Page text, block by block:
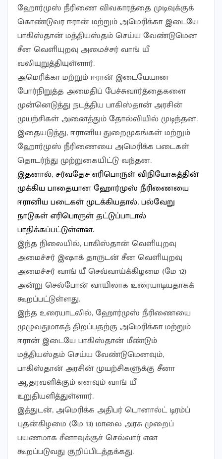
ஹோர்முஸ் நீரிணை விவகாரத்தை முடிவுக்குக்
கொண்டுவர ஈரான் மற்றும் அமெரிக்கா இடையே
பாகிஸ்தான் மத்தியஸ்தம் செய்ய வேண்டுமென
சீன வெளியுறவு அமைச்சர் வாங் யீ
வலியுறுத்தியுள்ளார்.
அமெரிக்கா மற்றும் ஈரான் இடையேயான
போர்நிறுத்த அமைதிப் பேச்சுவார்த்தைகளை
முன்னெடுத்து நடத்திய பாகிஸ்தான் அரசின்
முயற்சிகள் அனைத்தும் தோல்வியில் முடிந்தன.
இதையடுத்து, ஈரானிய துறைமுகங்கள் மற்றும்
ஹோர்முஸ் நீரிணையை அமெரிக்க படைகள்
தொடர்ந்து முற்றுகையிட்டு வந்தன.
இதனால், சர்வதேச எரிபொருள் விநியோகத்தின்
முக்கிய பாதையான ஹோர்முஸ் நீரிணையை
ஈரானிய படைகள் முடக்கியதால், பல்வேறு
நாடுகள் எரிபொருள் தட்டுப்பாடால்
பாதிக்கப்பட்டுள்ளன.
இந்த நிலையில், பாகிஸ்தான் வெளியுறவு
அமைச்சர் இஷாக் தாருடன் சீன வெளியுறவு
அமைச்சர் வாங் யீ செவ்வாய்க்கிழமை (மே 12)
அன்று செல்போன் வாயிலாக உரையாடியதாகக்
கூறப்பட்டுள்ளது.
இந்த உரையாடலில், ஹோர்முஸ் நீரிணையை
முழுவதுமாகத் திறப்பதற்கு அமெரிக்கா மற்றும்
ஈரான் இடையே பாகிஸ்தான் மீண்டும்
மத்தியஸ்தம் செய்ய வேண்டுமெனவும்,
பாகிஸ்தான் அரசின் முயற்சிகளுக்கு சீனா
ஆதரவளிக்கும் எனவும் வாங் யீ
உறுதியளித்துள்ளார்.
இத்துடன், அமெரிக்க அதிபர் டொனால்ட் டிரம்ப்
புதன்கிழமை (மே 13) மாலை அரசு முறைப்
பயணமாக சீனாவுக்குச் செல்வார் என
கூறப்படுவது குறிப்பிடத்தக்கது.